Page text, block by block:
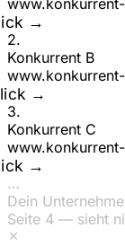
www.
→
2.
Konkurrent B
www.
→
3.
Konkurrent C
www.
→
…
Dein
Seite 4 — sieht